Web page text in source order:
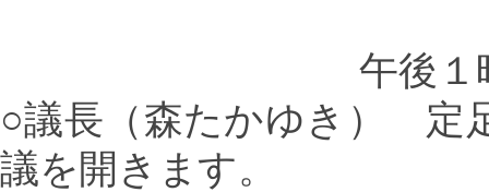
午後１
○議長（森たかゆき）
定
議を開きます。